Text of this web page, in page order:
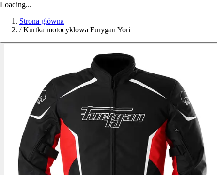
Loading...
Strona główna
/ Kurtka motocyklowa Furygan Yori